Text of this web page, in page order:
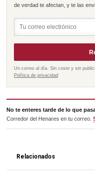
de verdad te afectan, y te las
Un correo al día. Sin coste y sin
Política de privacidad
No te enteres tarde de lo que
Corredor del Henares en tu correo.
Relacionados